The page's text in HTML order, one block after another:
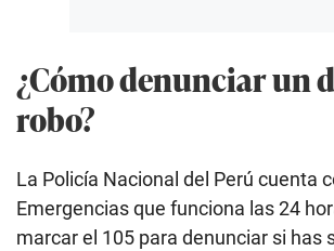
¿Cómo denunciar un
robo?
La Policía Nacional del Perú cuenta
Emergencias que funciona las 24
marcar el 105 para denunciar si has